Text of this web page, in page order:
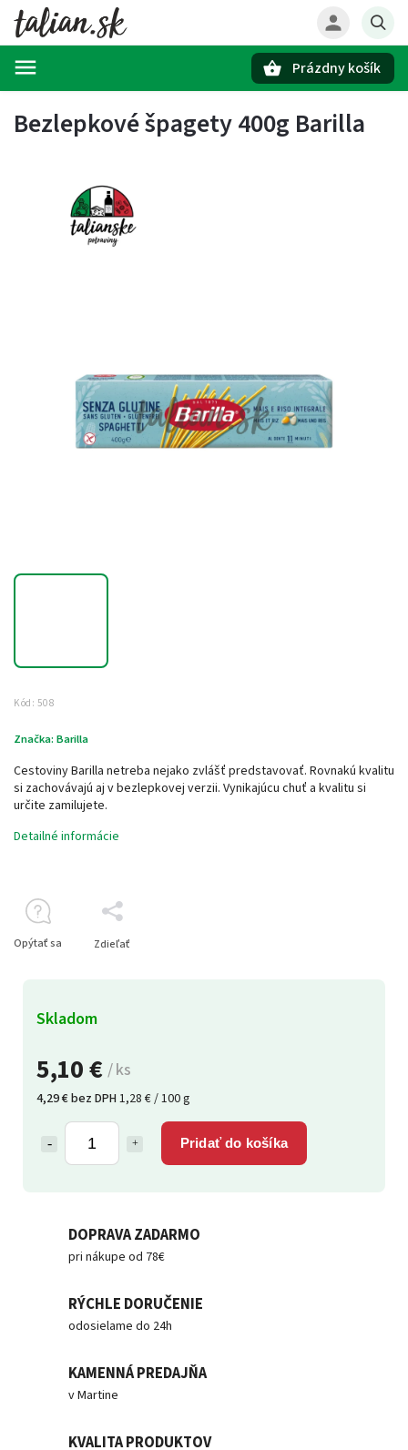
Prázdny košík
Bezlepkové špagety 400g Barilla
Kód: 508
Značka: Barilla
5,10 € / ks
4,29 € bez DPH1,28 € / 100 g
Pridať do košíka
Skladom
Cestoviny Barilla netreba nejako zvlášť predstavovať. Rovnakú kvalitu
si zachovávajú aj v bezlepkovej verzii. Vynikajúcu chuť a kvalitu si
určite zamilujete.
Detailné informácie
Opýtať sa Zdieľať
DOPRAVA ZADARMO
pri nákupe od 78€
RÝCHLE DORUČENIE
odosielame do 24h
KAMENNÁ PREDAJŇA
v Martine
KVALITA PRODUKTOV